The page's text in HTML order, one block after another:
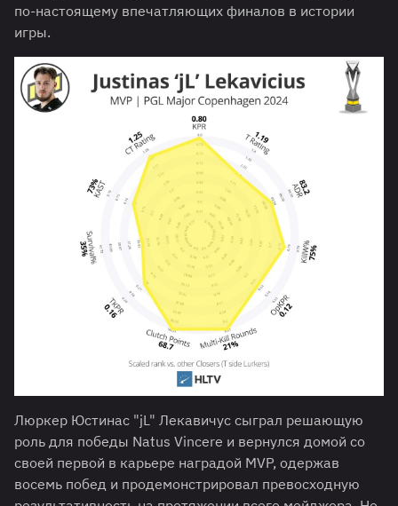
по-настоящему впечатляющих финалов в истории
игры.
Люркер Юстинас "jL" Лекавичус сыграл решающую
роль для победы Natus Vincere и вернулся домой со
своей первой в карьере наградой MVP, одержав
восемь побед и продемонстрировал превосходную